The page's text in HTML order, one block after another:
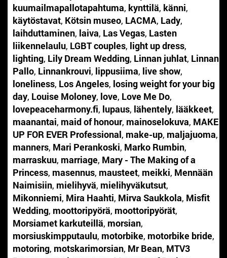
kuumailmapallotapahtuma, kynttilä, känni,
käytöstavat, Kötsin museo, LACMA, Lady,
laihduttaminen, laiva, Las Vegas, Lasten
liikennelaulu, LGBT couples, light up dress,
lighting, Lily Dream Wedding, Linnan juhlat, Linnan
Pallo, Linnankrouvi, lippusiima, live show,
loneliness, Los Angeles, losing weight for your big
day, Louise Moloney, love, Love Me Do,
lovepeaceharmony.fi, lupaus, lähentely, lääkkeet,
maanantai, maid of honour, mainoselokuva, MAKE
UP FOR EVER Professional, make-up, maljajuoma,
manners, Mari Perankoski, Marko Rumbin,
marraskuu, marriage, Mary - The Making of a
Princess, masennus, mausteet, meikki, Mennään
Naimisiin, mielihyvä, mielihyväkutsut,
Mikonniemi, Mira Haahti, Mirva Saukkola, Misfit
Wedding, moottoripyörä, moottoripyörät,
Morsiamet karkuteillä, morsian,
morsiuskimpputaulu, motorbike, motorbike bride,
motoring, motskarimorsian, Mr Bean, MTV3